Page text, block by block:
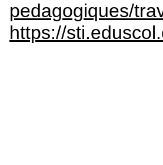
pedagogiques/
https://